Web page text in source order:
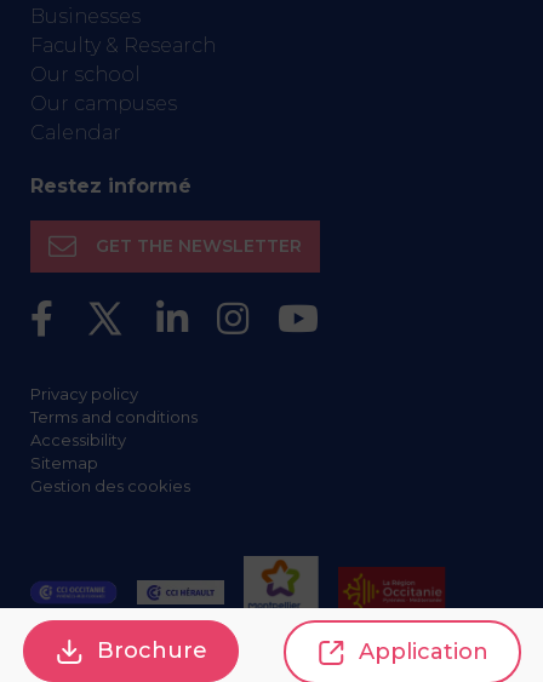
Businesses
Faculty & Research
Our school
Our campuses
Calendar
Restez informé
GET THE NEWSLETTER
Privacy policy
Terms and conditions
Accessibility
Sitemap
Gestion des cookies
Brochure Application